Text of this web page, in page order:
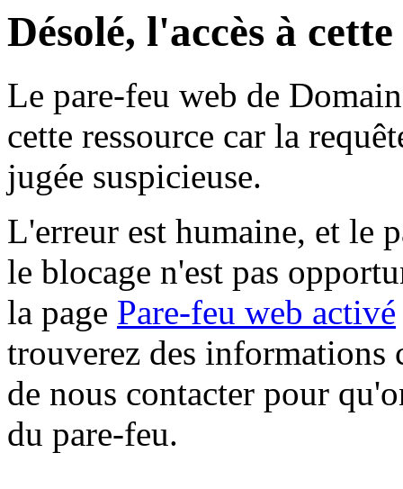
Désolé, l'accès à
Le pare-feu web de
cette ressource car la
jugée suspicieuse.
L'erreur est humaine, et le
le blocage n'est pas
la page Pare-feu web activé
trouverez des informations
de nous contacter pour
du pare-feu.